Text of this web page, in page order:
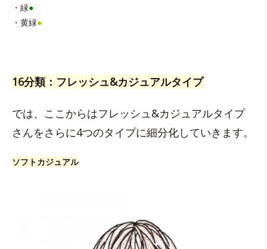
・緑●
・黄緑●
16分類：フレッシュ&カジュアルタイプ
では、ここからはフレッシュ&カジュアルタイプ
さんをさらに4つのタイプに細分化していきます。
ソフトカジュアル